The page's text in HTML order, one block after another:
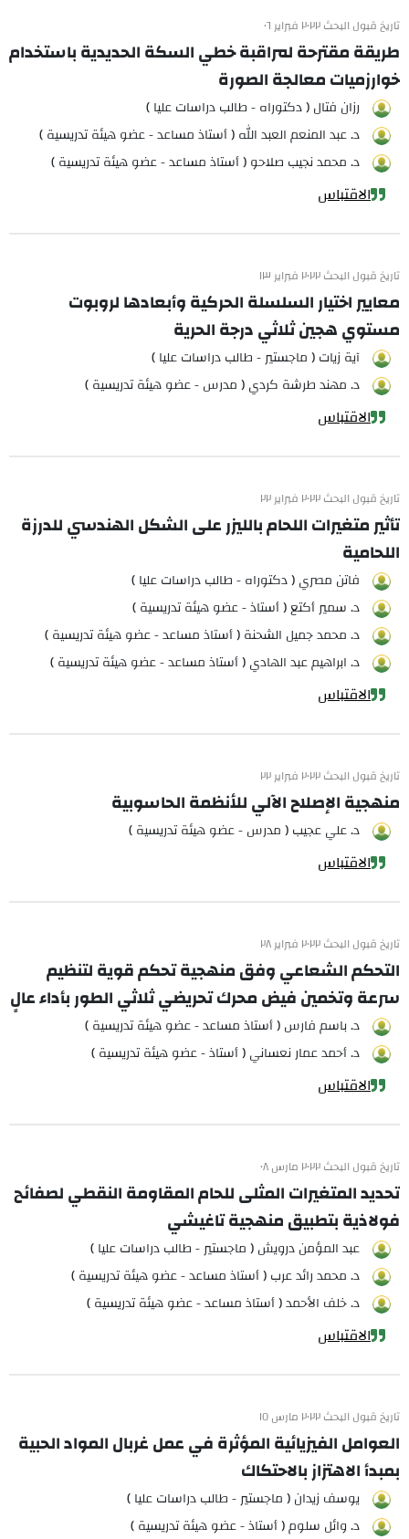
تاريخ قبول البحث ٢٠٢٢ فبراير ٠٦
طريقة مقترحة لمراقبة خطي السكة الحديدية باستخدام
خوارزميات معالجة الصورة
رزان فتال ( دكتوراه - طالب دراسات عليا )
د. عبد المنعم العبد الله ( أستاذ مساعد - عضو هيئة تدريسية )
د. محمد نجيب صلاحو ( أستاذ مساعد - عضو هيئة تدريسية )
الاقتباس
تاريخ قبول البحث ٢٠٢٢ فبراير ١٣
معايير اختيار السلسلة الحركية وأبعادها لروبوت
مستوي هجين ثلاثي درجة الحرية
آية زيات ( ماجستير - طالب دراسات عليا )
د. مهند طرشة كردي ( مدرس - عضو هيئة تدريسية )
الاقتباس
تاريخ قبول البحث ٢٠٢٢ فبراير ٢٢
تأثير متغيرات اللحام بالليزر على الشكل الهندسي للدرزة
اللحامية
فاتن مصري ( دكتوراه - طالب دراسات عليا )
د. سمير أكتع ( أستاذ - عضو هيئة تدريسية )
د. محمد جميل الشحنة ( أستاذ مساعد - عضو هيئة تدريسية )
د. ابراهيم عبد الهادي ( أستاذ مساعد - عضو هيئة تدريسية )
الاقتباس
تاريخ قبول البحث ٢٠٢٢ فبراير ٢٢
منهجية الإصلاح الآلي للأنظمة الحاسوبية
د. علي عجيب ( مدرس - عضو هيئة تدريسية )
الاقتباس
تاريخ قبول البحث ٢٠٢٢ فبراير ٢٨
التحكم الشعاعي وفق منهجية تحكم قوية لتنظيم
سرعة وتخمين فيض محرك تحريضي ثلاثي الطور بأداء عالٍ
د. باسم فارس ( أستاذ مساعد - عضو هيئة تدريسية )
د. أحمد عمار نعساني ( أستاذ - عضو هيئة تدريسية )
الاقتباس
تاريخ قبول البحث ٢٠٢٢ مارس ٠٨
تحديد المتغيرات المثلى للحام المقاومة النقطي لصفائح
فولاذية بتطبيق منهجية تاغيشي
عبد المؤمن درويش ( ماجستير - طالب دراسات عليا )
د. محمد رائد عرب ( أستاذ مساعد - عضو هيئة تدريسية )
د. خلف الأحمد ( أستاذ مساعد - عضو هيئة تدريسية )
الاقتباس
تاريخ قبول البحث ٢٠٢٢ مارس ١٥
العوامل الفيزيائية المؤثرة في عمل غربال المواد الحبية
بمبدأ الاهتزاز بالاحتكاك
يوسف زيدان ( ماجستير - طالب دراسات عليا )
د. وائل سلوم ( أستاذ - عضو هيئة تدريسية )